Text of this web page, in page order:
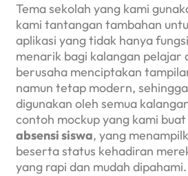
Tema sekolah yang kami
kami tantangan tambahan
aplikasi yang tidak hanya
menarik bagi kalangan pelajar
berusaha menciptakan
namun tetap modern,
digunakan oleh semua
contoh mockup yang kami
absensi siswa, yang
beserta status kehadiran
yang rapi dan mudah dipahami.